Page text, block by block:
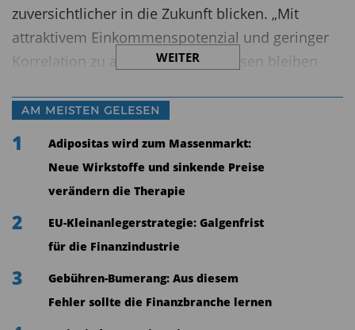
zuversichtlicher in die Zukunft blicken. „Mit
attraktivem Einkommenspotenzial und geringer
Korrelation zu anderen Anlageklassen bleiben
entscheidend“, betont Jim Garman, Global Head
of Real Estate bei GSAM.
Bewertungen bleiben hoch – Exits gewinnen
an Dynamik
Ein zentrales Thema für Fondsmanager bleibt die
richtige Bewertung: 63 Prozent der GPs sehen sie
als Schlüsselfaktor bei neuen Investitionen. Trotz
anhaltend hoher Preise zeichnet sich eine
Belebung der Exit-Aktivität ab. 80 Prozent der GPs
WEITER
AM MEISTEN GELESEN
1
Adipositas wird zum Massenmarkt:
Neue Wirkstoffe und sinkende Preise
verändern die Therapie
2
EU-Kleinanlegerstrategie: Galgenfrist
für die Finanzindustrie
3
Gebühren-Bumerang: Aus diesem
Fehler sollte die Finanzbranche lernen